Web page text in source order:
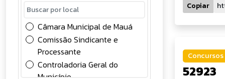
Chamamento Público
Concessão
Concursos Públicos
Conselhos
Contabilidade
Câmara Municipal de Mauá
Comissão Sindicante e
Processante
Controladoria Geral do
Município
Copiar
52923